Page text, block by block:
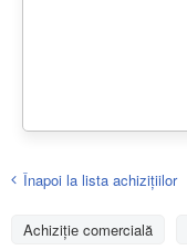
Înapoi la lista achiziţiilor
Achizițiе comercială